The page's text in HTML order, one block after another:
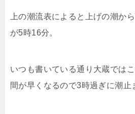
上の潮流表によると上げの潮か
が5時16分。
いつも書いている通り大蔵では
間が早くなるので3時過ぎに潮止